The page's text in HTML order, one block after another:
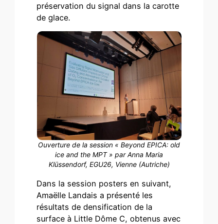
préservation du signal dans la carotte
de glace.
Ouverture de la session « Beyond EPICA: old
ice and the MPT » par Anna Maria
Klüssendorf, EGU26, Vienne (Autriche)
Dans la session posters en suivant,
Amaëlle Landais a présenté les
résultats de densification de la
surface à Little Dôme C, obtenus avec